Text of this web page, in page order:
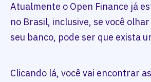
Atualmente o Open Finance já
no Brasil, inclusive, se você
seu banco, pode ser que exista
Clicando lá, você vai encontrar